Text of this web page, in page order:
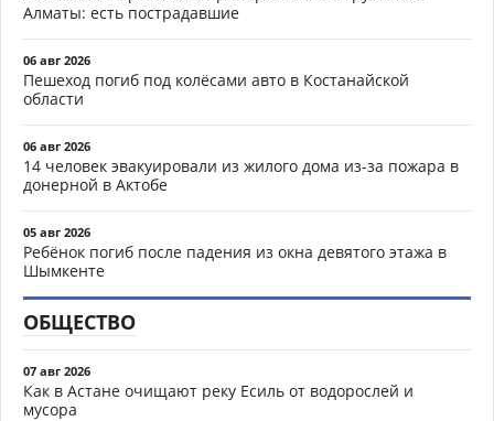
Алматы: есть пострадавшие
06 авг 2026
Пешеход погиб под колёсами авто в Костанайской
области
06 авг 2026
14 человек эвакуировали из жилого дома из-за пожара в
донерной в Актобе
05 авг 2026
Ребёнок погиб после падения из окна девятого этажа в
Шымкенте
ОБЩЕСТВО
07 авг 2026
Как в Астане очищают реку Есиль от водорослей и
мусора